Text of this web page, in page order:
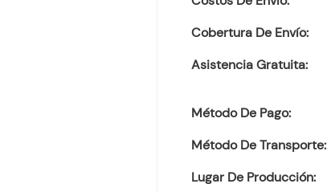
Cobertura De Envío:
Asistencia Gratuita:
Método De Pago:
Método De Transporte:
Lugar De Producción: